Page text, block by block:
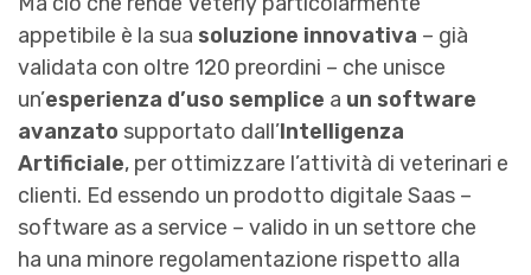
appetibile è la sua soluzione innovativa – già
validata con oltre 120 preordini – che unisce
un’esperienza d’uso semplice a un software
avanzato supportato dall’Intelligenza
Artificiale, per ottimizzare l’attività di veterinari e
clienti. Ed essendo un prodotto digitale Saas –
software as a service – valido in un settore che
ha una minore regolamentazione rispetto alla